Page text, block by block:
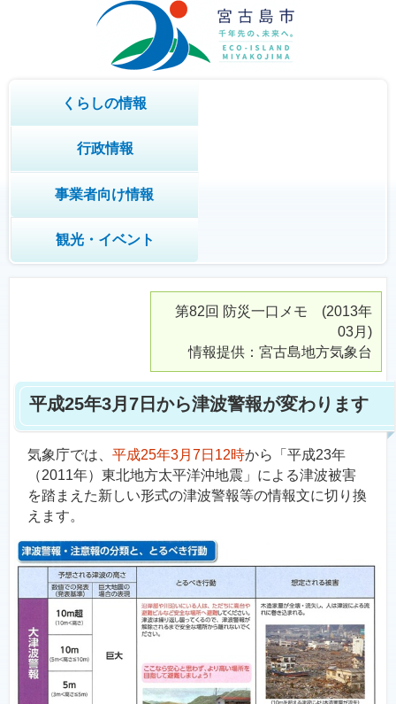
くらしの情報
行政情報
事業者向け情報
観光・イベント
第82回 防災一口メモ (2013年
03月)
情報提供：宮古島地方気象台
平成25年3月7日から津波警報が変わります
気象庁では、 平成25年3月7日12時から「平成23年
（2011年）東北地方太平洋沖地震」による津波被害
を踏まえた新しい形式の津波警報等の情報文に切り換
えます。